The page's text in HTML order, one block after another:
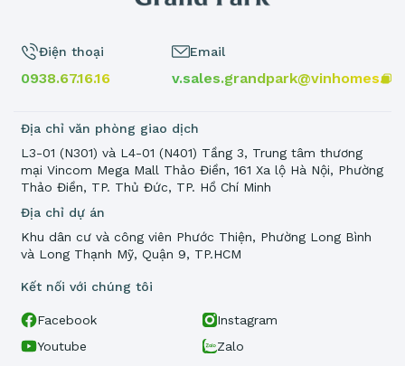
Địa chỉ dự án
Khu dân cư và công viên Phước Thiện, Phường Long Bình
và Long Thạnh Mỹ, Quận 9, TP.HCM
Điện thoại
0938.67.16.16
Email
v.sales.grandpark@vinhomes.vn
Địa chỉ văn phòng giao dịch
L3-01 (N301) và L4-01 (N401) Tầng 3, Trung tâm thương
mại Vincom Mega Mall Thảo Điền, 161 Xa lộ Hà Nội, Phường
Thảo Điền, TP. Thủ Đức, TP. Hồ Chí Minh
Kết nối với chúng tôi
Facebook
Instagram
Youtube
Zalo